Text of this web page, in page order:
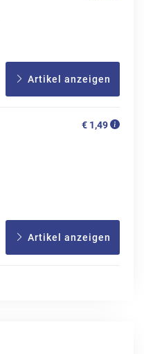
Artikel anzeigen
€ 1,49
Artikel anzeigen